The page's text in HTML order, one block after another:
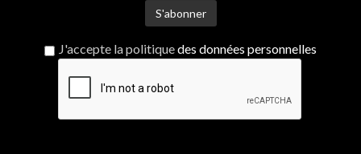
J'accepte la politiquedes données personnelles